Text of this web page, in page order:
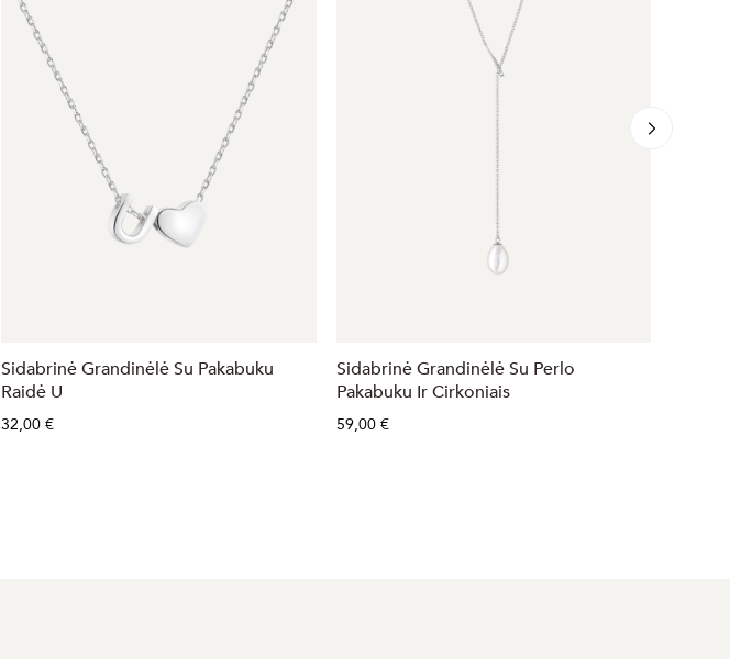
Sidabrinė Grandinėlė Su Pakabuku
Raidė U
32,00 €
Sidabrinė Grandinėlė Su Perlo
Pakabuku Ir Cirkoniais
59,00 €